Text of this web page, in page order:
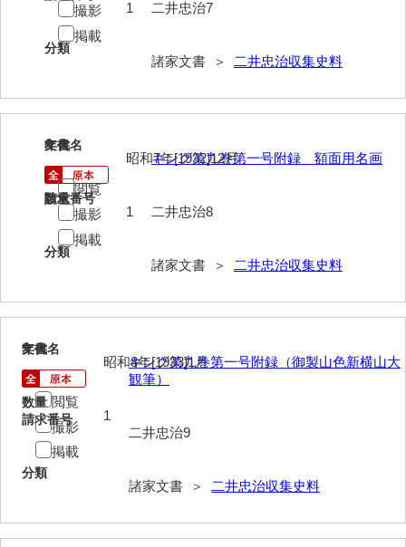
大本氏収集文書
岡家文書（福栄村）
岡田家文書（徳地町）
岡田家文書（萩市）
岡田学収集史料
岡藤家文書
小川家文書
小川五郎収集史料
尾崎家文書
尾崎家文書（防府市）
小沢太郎文書
小田家文書（山口市吉敷）
二井忠治7
分類
諸家文書 ＞ 二井忠治収集史料
1
撮影
掲載
8
文書名
キング第九巻第一号附録 額面用名画
請求番号
二井忠治8
分類
諸家文書 ＞ 二井忠治収集史料
年代
昭和7年[1932]12月
数量
1
閲覧
撮影
掲載
9
文書名
キング第九巻第一号附録（御製山色新横山大
観筆）
請求番号
二井忠治9
分類
諸家文書 ＞ 二井忠治収集史料
年代
昭和8年[1933]1月
数量
1
閲覧
撮影
掲載